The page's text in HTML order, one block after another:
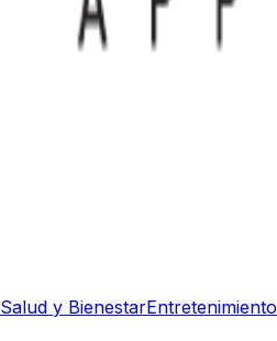
Salud y BienestarEntretenimiento